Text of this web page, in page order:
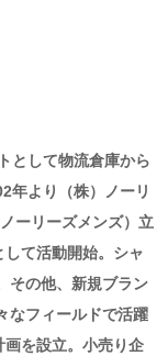
として物流倉庫から
年より（株）ノーリ
ーリーズメンズ）立
て活動開始。シャ
その他、新規ブラン
なフィールドで活躍
画を設立。小売り企